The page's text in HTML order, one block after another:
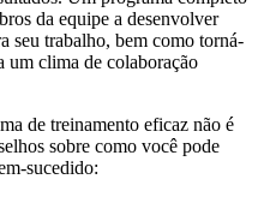
da equipe a desenvolver
seu trabalho, bem como torná-
um clima de colaboração
de treinamento eficaz não é
sobre como você pode
sucedido: